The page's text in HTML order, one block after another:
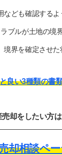
ども確認するよ
ブルが土地の境
界を確定させ
良い3種類の書
却をしたい方
却相談ペ